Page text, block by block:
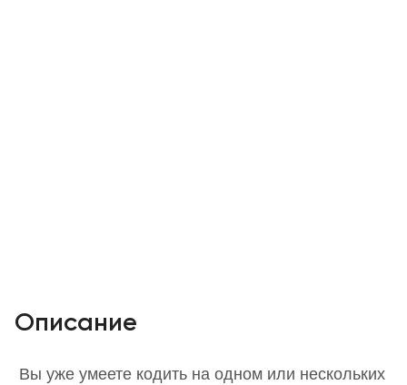
Описание
Вы уже умеете кодить на одном или нескольких